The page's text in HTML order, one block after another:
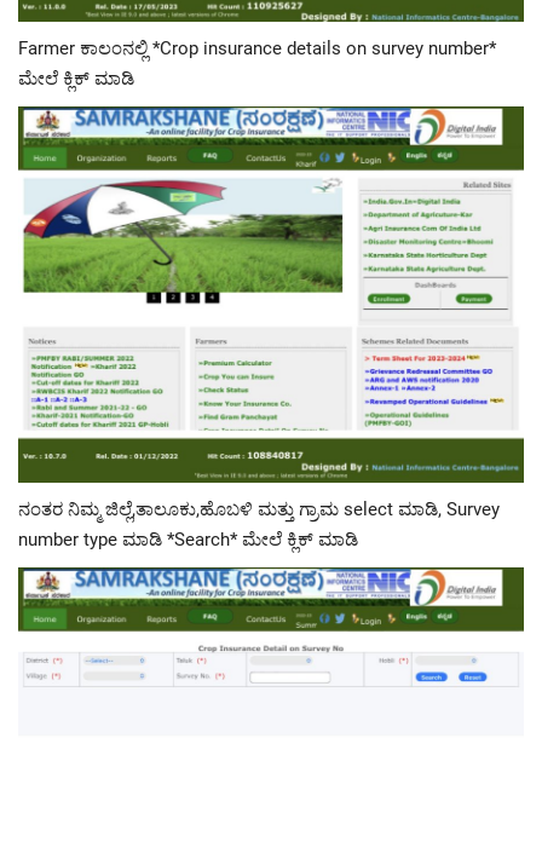
Farmer ಕಾಲಂನಲ್ಲಿ *Crop insurance details on survey number*
ಮೇಲೆ ಕ್ಲಿಕ್ ಮಾಡಿ
ನಂತರ ನಿಮ್ಮ ಜಿಲ್ಲೆ,ತಾಲೂಕು,ಹೊಬಳಿ ಮತ್ತು ಗ್ರಾಮ select ಮಾಡಿ, Survey
number type ಮಾಡಿ *Search* ಮೇಲೆ ಕ್ಲಿಕ್ ಮಾಡಿ